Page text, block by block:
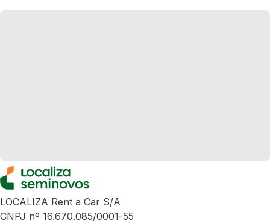
LOCALIZA Rent a Car S/A
CNPJ nº 16.670.085/0001-55